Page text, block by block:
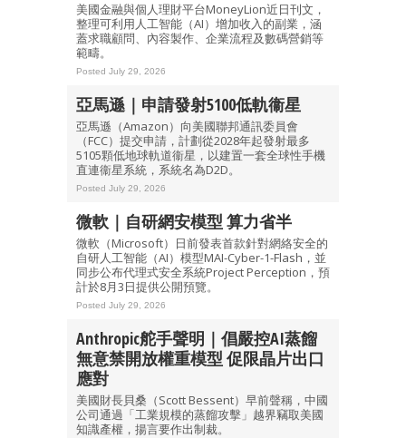
美國金融與個人理財平台MoneyLion近日刊文，
整理可利用人工智能（AI）增加收入的副業，涵
蓋求職顧問、內容製作、企業流程及數碼營銷等
範疇。
Posted July 29, 2026
亞馬遜｜申請發射5100低軌衞星
亞馬遜（Amazon）向美國聯邦通訊委員會
（FCC）提交申請，計劃從2028年起發射最多
5105顆低地球軌道衞星，以建置一套全球性手機
直連衞星系統，系統名為D2D。
Posted July 29, 2026
微軟｜自研網安模型 算力省半
微軟（Microsoft）日前發表首款針對網絡安全的
自研人工智能（AI）模型MAI-Cyber-1-Flash，並
同步公布代理式安全系統Project Perception，預
計於8月3日提供公開預覽。
Posted July 29, 2026
Anthropic舵手聲明｜倡嚴控AI蒸餾
無意禁開放權重模型 促限晶片出口
應對
美國財長貝桑（Scott Bessent）早前聲稱，中國
公司通過「工業規模的蒸餾攻擊」越界竊取美國
知識產權，揚言要作出制裁。